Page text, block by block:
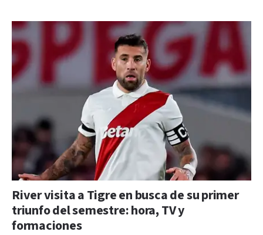
River visita a Tigre en busca de su primer
triunfo del semestre: hora, TV y
formaciones